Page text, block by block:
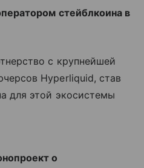
стейблкоина в
с крупнейшей
Hyperliquid, став
для этой экосистемы
о